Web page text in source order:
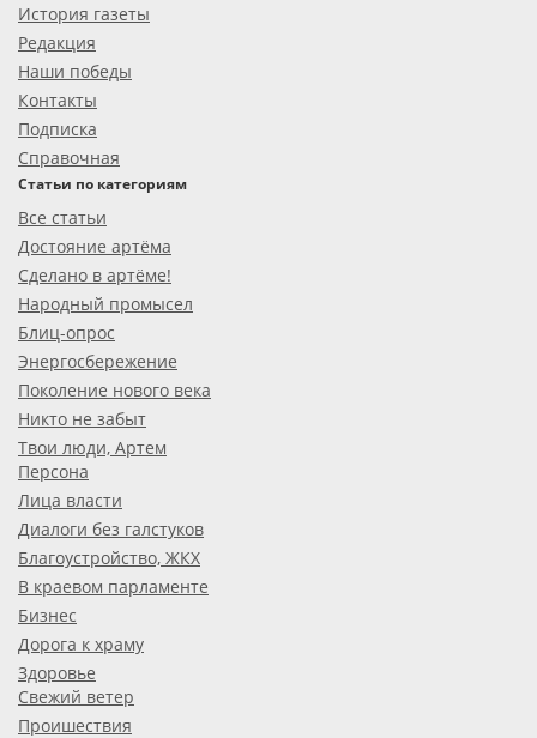
История газеты
Редакция
Наши победы
Контакты
Подписка
Справочная
Статьи по категориям
Все статьи
Достояние артёма
Сделано в артёме!
Народный промысел
Блиц-опрос
Энергосбережение
Поколение нового века
Никто не забыт
Твои люди, Артем
Персона
Лица власти
Диалоги без галстуков
Благоустройство, ЖКХ
В краевом парламенте
Бизнес
Дорога к храму
Здоровье
Свежий ветер
Проишествия